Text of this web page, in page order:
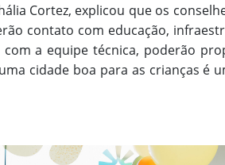
Cortez, explicou que os
contato com educação,
a equipe técnica, poderão
cidade boa para as crianças é